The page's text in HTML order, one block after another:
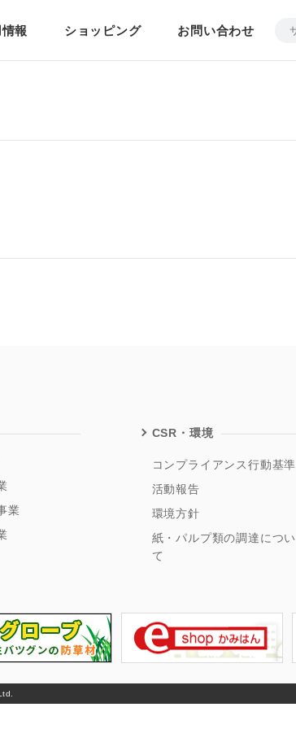
報 ショッピング お問い合わせ
業
CSR・環境
コンプライアンス行動基準
活動報告
環境方針
紙・パルプ類の調達につい
て